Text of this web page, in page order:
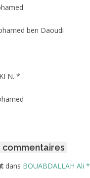
3416
ben Daoudi
N. *
Hamid
commentaires
dans BOUABDALLAH Ali *